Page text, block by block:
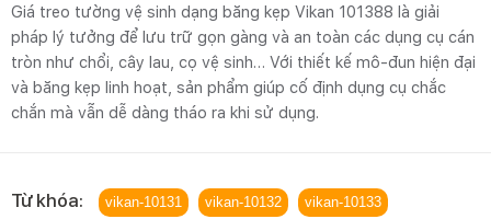
Giá treo tường vệ sinh dạng băng kẹp Vikan 101388 là giải
pháp lý tưởng để lưu trữ gọn gàng và an toàn các dụng cụ cán
tròn như chổi, cây lau, cọ vệ sinh… Với thiết kế mô-đun hiện đại
và băng kẹp linh hoạt, sản phẩm giúp cố định dụng cụ chắc
chắn mà vẫn dễ dàng tháo ra khi sử dụng.
Từ khóa: vikan-10131 vikan-10132 vikan-10133